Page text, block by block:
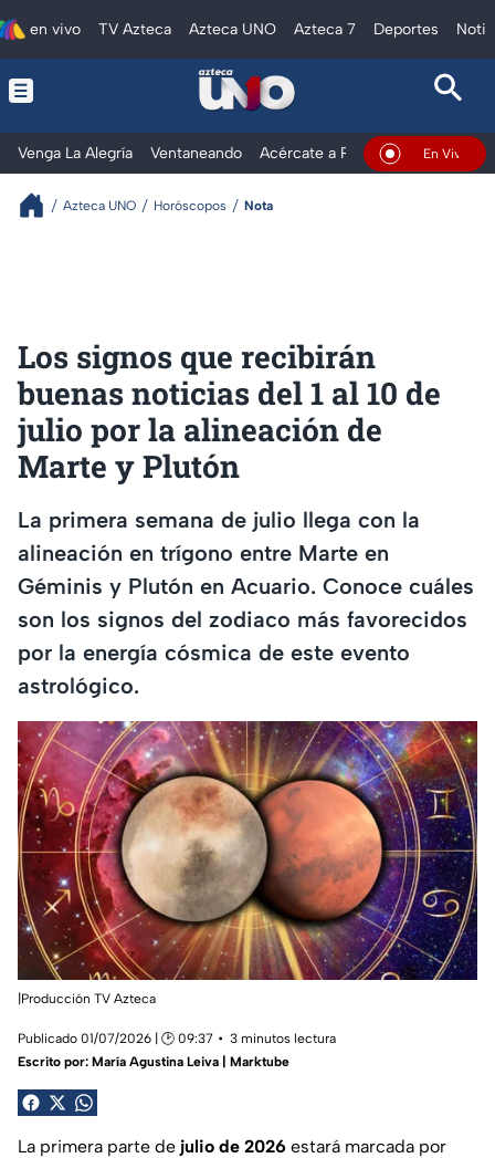
en vivo TV Azteca Azteca UNO Azteca 7 Deportes
Venga La Alegría Ventaneando Acércate a Rocío Al Extremo
En Vivo
Azteca UNO Horóscopos Nota
Los signos que recibirán
buenas noticias del 1 al 10 de
julio por la alineación de
Marte y Plutón
La primera semana de julio llega con la
alineación en trígono entre Marte en
Géminis y Plutón en Acuario. Conoce cuáles
son los signos del zodiaco más favorecidos
por la energía cósmica de este evento
astrológico.
|Producción TV Azteca
Publicado 01/07/2026 | 🕑 09:37
3 minutos lectura
Escrito por: María Agustina Leiva | Marktube
La primera parte de julio de 2026 estará marcada por